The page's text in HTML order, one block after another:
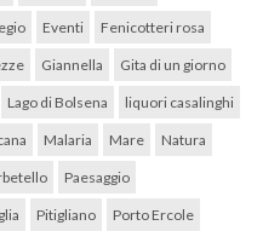
Eventi Fenicotteri rosa
Giannella Gita di un giorno
Lago di Bolsena liquori casalinghi
Malaria Mare Natura
Paesaggio
Pitigliano Porto Ercole